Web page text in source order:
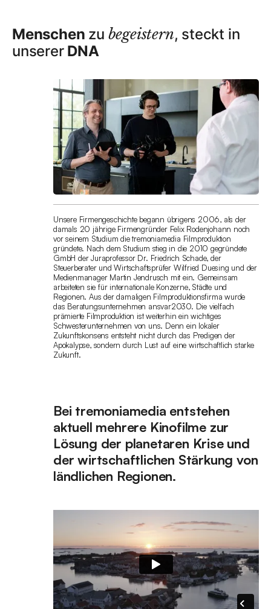
Menschen zu begeistern, steckt in
unserer DNA
Unsere Firmengeschichte begann übrigens 2006, als der
damals 20 jährige Firmengründer Felix Rodenjohann noch
vor seinem Studium die tremoniamedia Filmproduktion
gründete. Nach dem Studium stieg in die 2010 gegründete
GmbH der Juraprofessor Dr. Friedrich Schade, der
Steuerberater und Wirtschaftsprüfer Wilfried Duesing und der
Medienmanager Martin Jendrusch mit ein. Gemeinsam
arbeiteten sie für internationale Konzerne, Städte und
Regionen. Aus der damaligen Filmproduktionsfirma wurde
das Beratungsunternehmen ansvar2030. Die vielfach
prämierte Filmproduktion ist weiterhin ein wichtiges
Schwesterunternehmen von uns. Denn ein lokaler
Zukunftskonsens entsteht nicht durch das Predigen der
Apokalypse, sondern durch Lust auf eine wirtschaftlich starke
Zukunft.
Bei tremoniamedia entstehen
aktuell mehrere Kinofilme zur
Lösung der planetaren Krise und
der wirtschaftlichen Stärkung von
ländlichen Regionen.